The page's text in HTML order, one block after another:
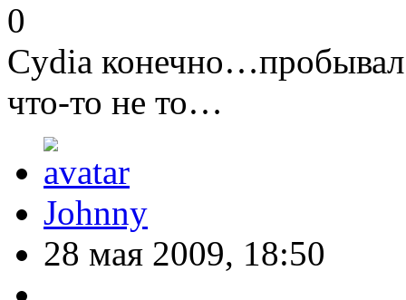
0
Cydia
что-то не то…
Johnny
28 мая 2009, 18:50